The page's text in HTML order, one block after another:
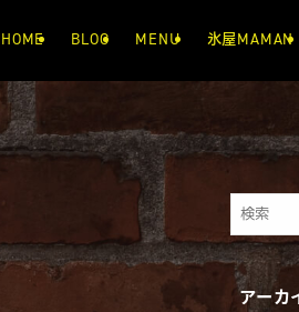
HOME BLOG MENU 氷屋MAMAN
アーカ